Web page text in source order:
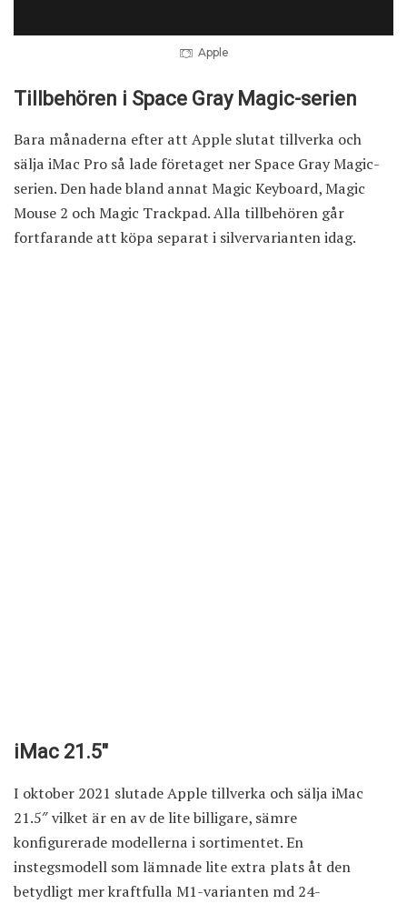
Apple
Tillbehören i Space Gray Magic-serien
Bara månaderna efter att Apple slutat tillverka och
sälja iMac Pro så lade företaget ner Space Gray Magic-
serien. Den hade bland annat Magic Keyboard, Magic
Mouse 2 och Magic Trackpad. Alla tillbehören går
fortfarande att köpa separat i silvervarianten idag.
iMac 21.5″
I oktober 2021 slutade Apple tillverka och sälja iMac
21.5″ vilket är en av de lite billigare, sämre
konfigurerade modellerna i sortimentet. En
instegsmodell som lämnade lite extra plats åt den
betydligt mer kraftfulla M1-varianten md 24-